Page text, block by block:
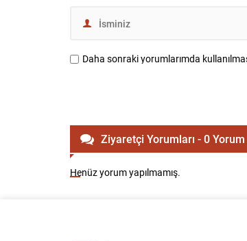
Daha sonraki yorumlarımda
Ziyaretçi Yorumları - 0 Yorum
Henüz yorum yapılmamış.